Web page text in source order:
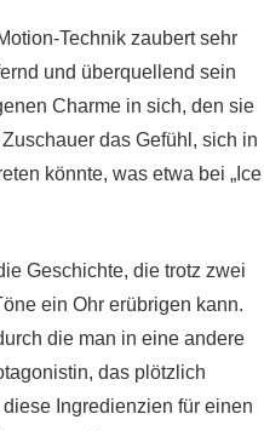
Technik zaubert sehr
und überquellend sein
Charme in sich, den sie
das Gefühl, sich in
könnte, was etwa bei „Ice
Geschichte, die trotz zwei
ein Ohr erübrigen kann.
die man in eine andere
das plötzlich
Ingredienzien für einen